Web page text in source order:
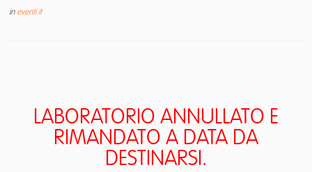
in eventi it
LABORATORIO ANNULLATO E
RIMANDATO A DATA DA
DESTINARSI.